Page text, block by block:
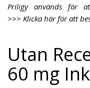
Priligy används för
>>> Klicka här för att
Utan
60 mg